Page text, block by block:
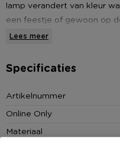
lamp verandert van kleur
een feestje of gewoon op
dochter. De batterijen
* LED-lamp die van kleur
* Ananas vorm
* Leuk op een feestje
Lees meer
Specificaties
Artikelnummer
Online Only
Materiaal